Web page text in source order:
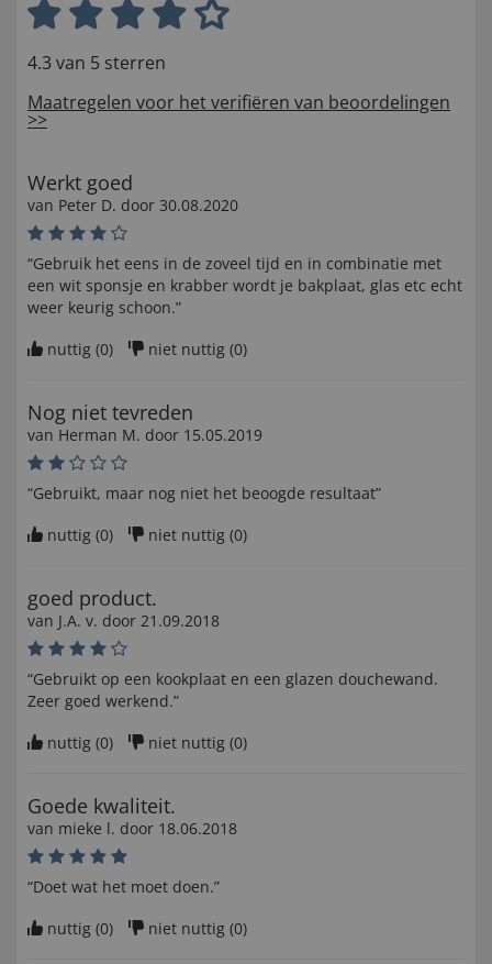
4.3 van 5 sterren
Maatregelen voor het verifiëren van beoordelingen
>>
Werkt goed
van Peter D. door 30.08.2020
“Gebruik het eens in de zoveel tijd en in combinatie met
een wit sponsje en krabber wordt je bakplaat, glas etc echt
weer keurig schoon.”
nuttig (0) niet nuttig (0)
Nog niet tevreden
van Herman M. door 15.05.2019
“Gebruikt, maar nog niet het beoogde resultaat”
nuttig (0) niet nuttig (0)
goed product.
van J.A. v. door 21.09.2018
“Gebruikt op een kookplaat en een glazen douchewand.
Zeer goed werkend.”
nuttig (0) niet nuttig (0)
Goede kwaliteit.
van mieke l. door 18.06.2018
“Doet wat het moet doen.”
nuttig (0) niet nuttig (0)